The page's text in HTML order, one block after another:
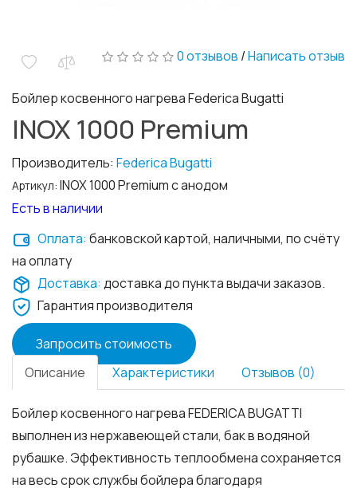
0 отзывов /Написать отзыв
Бойлер косвенного нагрева Federica Bugatti
INOX 1000 Premium
Производитель: Federica Bugatti
Артикул: INOX 1000 Premium с анодом
Есть в наличии
Оплата: банковской картой, наличными, по счёту
на оплату
Доставка: доставка до пункта выдачи заказов.
Гарантия производителя
Запросить стоимость
Описание
Характеристики Отзывов (0)
Бойлер косвенного нагрева FEDERICA BUGATTI
выполнен из нержавеющей стали, бак в водяной
рубашке. Эффективность теплообмена сохраняется
на весь срок службы бойлера благодаря